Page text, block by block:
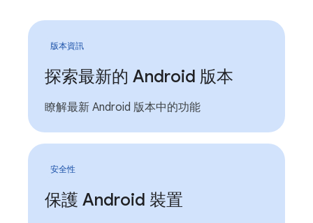
版本資訊
探索最新的 Android 版本
瞭解最新 Android 版本中的功能
安全性
保護 Android 裝置